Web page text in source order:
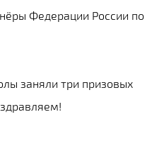
Федерации России по
заняли три призовых